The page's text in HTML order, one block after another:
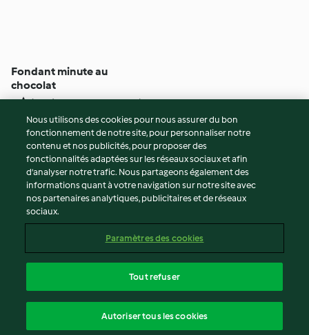
Fondant minute au
chocolat
5 (2.9K) 20min
© Copyright 2026
Conditions d'utilisation
Politique de confidentialité
Non-responsabilité
Mentions légales
Contenu du rapport
Déclaration d'accessibilité
Nous utilisons des cookies pour nous assurer du bon
fonctionnement de notre site, pour personnaliser notre
contenu et nos publicités, pour proposer des
fonctionnalités adaptées sur les réseaux sociaux et afin
d’analyser notre trafic. Nous partageons également des
informations quant à votre navigation sur notre site avec
nos partenaires analytiques, publicitaires et de réseaux
sociaux.
Paramètres des cookies
Tout refuser
Autoriser tous les cookies